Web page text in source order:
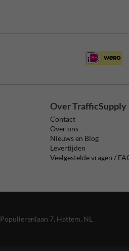
Over TrafficSupply
Contact
Over ons
Nieuws en Blog
Levertijden
Veelgestelde vragen /
Populierenlaan 7, Hattem, NL